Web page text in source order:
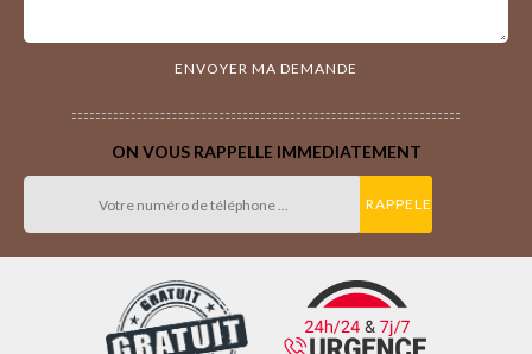
ON VOUS RAPPELLE IMMEDIATEMENT